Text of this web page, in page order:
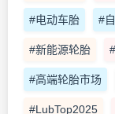
#电动车胎 #
#新能源轮胎
#高端轮胎市场
#LubTop2025